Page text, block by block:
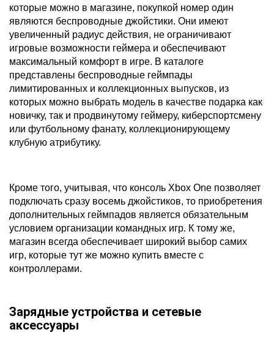
которые можно в магазине, покупкой номер один
являются беспроводные джойстики. Они имеют
увеличенный радиус действия, не ограничивают
игровые возможности геймера и обеспечивают
максимальный комфорт в игре. В каталоге
представлены беспроводные геймпады
лимитированных и коллекционных выпусков, из
которых можно выбрать модель в качестве подарка как
новичку, так и продвинутому геймеру, киберспортсмену
или футбольному фанату, коллекционирующему
клубную атрибутику.
Кроме того, учитывая, что консоль Xbox One позволяет
подключать сразу восемь джойстиков, то приобретения
дополнительных геймпадов является обязательным
условием организации командных игр. К тому же,
магазин всегда обеспечивает широкий выбор самих
игр, которые тут же можно купить вместе с
контроллерами.
Зарядные устройства и сетевые
аксессуары